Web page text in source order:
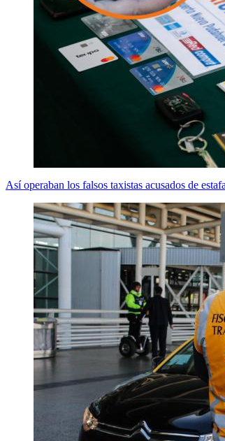
Así operaban los falsos taxistas acusados de